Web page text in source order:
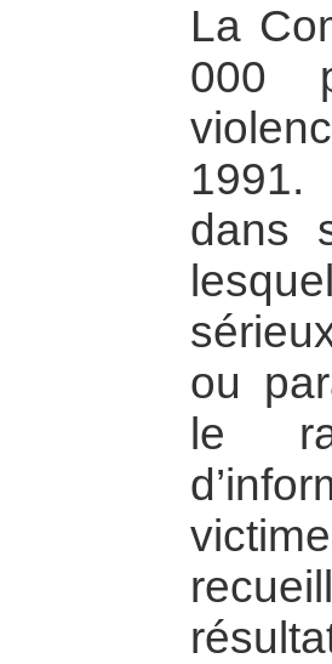
La
000
dans
ou
le